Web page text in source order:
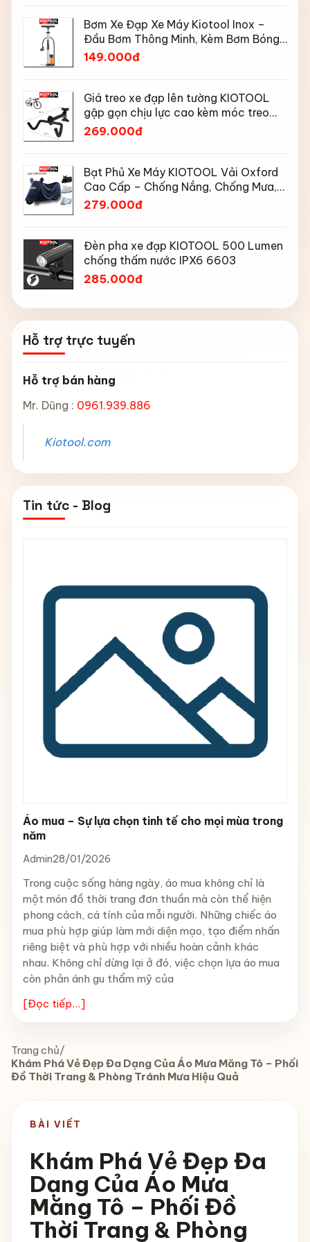
Bơm Xe Đạp Xe Máy Kiotool Inox –
Đầu Bơm Thông Minh, Kèm Bơm Bóng,
Đồng Hồ 160 PSI
149.000đ
Giá treo xe đạp lên tường KIOTOOL
gập gọn chịu lực cao kèm móc treo
mũ bảo hiểm
269.000đ
Bạt Phủ Xe Máy KIOTOOL Vải Oxford
Cao Cấp – Chống Nắng, Chống Mưa,
Chống Bụi, Chống Tia UV, Có Phản
279.000đ
Đèn pha xe đạp KIOTOOL 500 Lumen
chống thấm nước IPX6 6603
285.000đ
Hỗ trợ trực tuyến
Hỗ trợ bán hàng
Mr. Dũng : 0961.939.886
Kiotool.com
Tin tức - Blog
Áo mua – Sự lựa chọn tinh tế cho mọi mùa trong
năm
Admin28/01/2026
Trong cuộc sống hàng ngày, áo mua không chỉ là
một món đồ thời trang đơn thuần mà còn thể hiện
phong cách, cá tính của mỗi người. Những chiếc áo
mua phù hợp giúp làm mới diện mạo, tạo điểm nhấn
riêng biệt và phù hợp với nhiều hoàn cảnh khác
nhau. Không chỉ dừng lại ở đó, việc chọn lựa áo mua
còn phản ánh gu thẩm mỹ của
[Đọc tiếp...]
Trang chủ/
Khám Phá Vẻ Đẹp Đa Dạng Của Áo Mưa Măng Tô – Phối
Đồ Thời Trang & Phòng Tránh Mưa Hiệu Quả
BÀI VIẾT
Khám Phá Vẻ Đẹp Đa
Dạng Của Áo Mưa
Măng Tô – Phối Đồ
Thời Trang & Phòng